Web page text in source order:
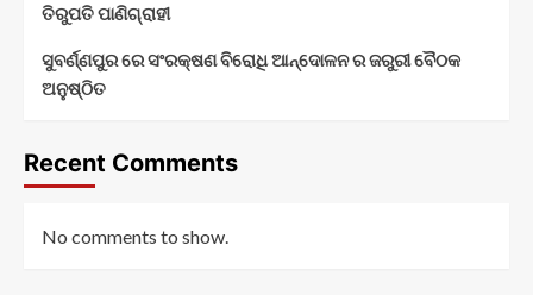
ତିରୁପତି ପାଣିଗ୍ରାହୀ
ସୁବର୍ଣ୍ଣପୁର ରେ ସଂରକ୍ଷଣ ବିରୋଧି ଆନ୍ଦୋଳନ ର ଜରୁରୀ ବୈଠକ
ଅନୁଷ୍ଠିତ
Recent Comments
No comments to show.